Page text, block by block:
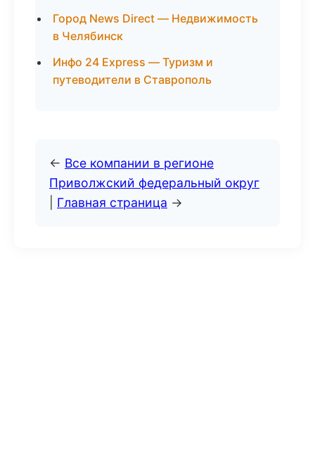
Город News Direct — Недвижимость
в Челябинск
Инфо 24 Express — Туризм и
путеводители в Ставрополь
← Все компании в регионе
Приволжский федеральный округ
Главная страница →